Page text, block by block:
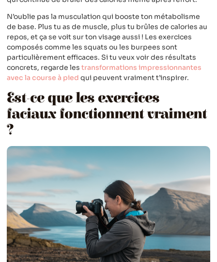
N’oublie pas la musculation qui booste ton métabolisme
de base. Plus tu as de muscle, plus tu brûles de calories au
repos, et ça se voit sur ton visage aussi ! Les exercices
composés comme les squats ou les burpees sont
particulièrement efficaces. Si tu veux voir des résultats
concrets, regarde les transformations impressionnantes
avec la course à pied qui peuvent vraiment t’inspirer.
Est-ce que les exercices
faciaux fonctionnent vraiment
?